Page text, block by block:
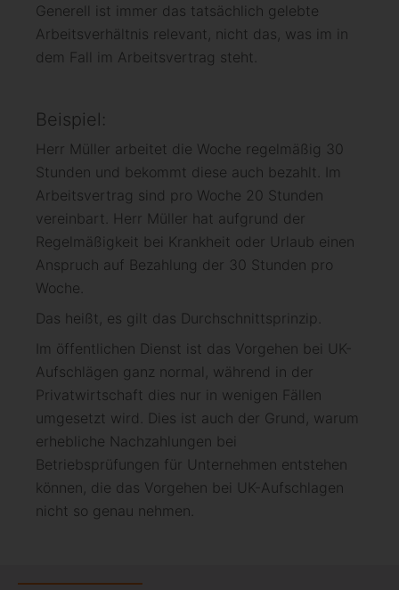
Generell ist immer das tatsächlich gelebte
Arbeitsverhältnis relevant, nicht das, was im in
dem Fall im Arbeitsvertrag steht.
Beispiel:
Herr Müller arbeitet die Woche regelmäßig 30
Stunden und bekommt diese auch bezahlt. Im
Arbeitsvertrag sind pro Woche 20 Stunden
vereinbart. Herr Müller hat aufgrund der
Regelmäßigkeit bei Krankheit oder Urlaub einen
Anspruch auf Bezahlung der 30 Stunden pro
Woche.
Das heißt, es gilt das Durchschnittsprinzip.
Im öffentlichen Dienst ist das Vorgehen bei UK-
Aufschlägen ganz normal, während in der
Privatwirtschaft dies nur in wenigen Fällen
umgesetzt wird. Dies ist auch der Grund, warum
erhebliche Nachzahlungen bei
Betriebsprüfungen für Unternehmen entstehen
können, die das Vorgehen bei UK-Aufschlagen
nicht so genau nehmen.